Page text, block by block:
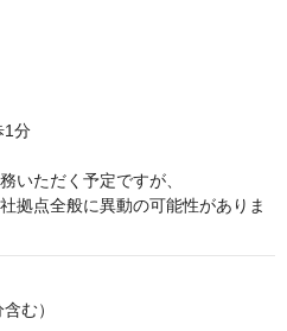
1分
いただく予定ですが、
拠点全般に異動の可能性がありま
む）